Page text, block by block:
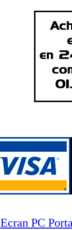
Ecran PC